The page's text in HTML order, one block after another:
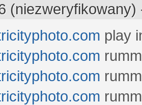
(niezweryfikowany)
play